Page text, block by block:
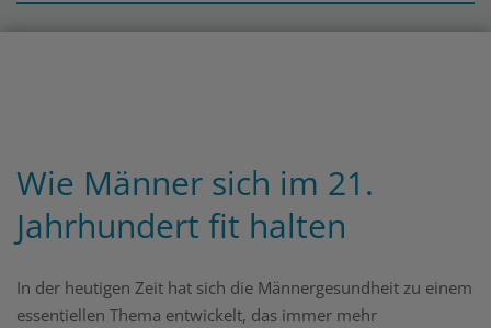
Wie Männer sich im 21.
Jahrhundert fit halten
In der heutigen Zeit hat sich die Männergesundheit zu einem
essentiellen Thema entwickelt, das immer mehr